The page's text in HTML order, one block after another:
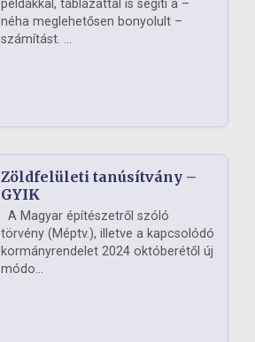
példákkal, táblázattal is segíti a –
néha meglehetősen bonyolult –
számítást. ...
Zöldfelületi tanúsítvány –
GYIK
A Magyar építészetről szóló
törvény (Méptv.), illetve a kapcsolódó
kormányrendelet 2024 októberétől új
módo...